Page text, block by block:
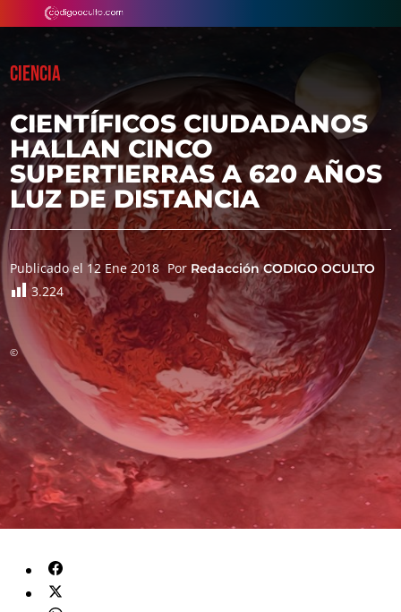
CIENCIA
CIENTÍFICOS CIUDADANOS
HALLAN CINCO
SUPERTIERRAS A 620 AÑOS
LUZ DE DISTANCIA
Publicado el 12 Ene 2018 Por Redacción CODIGO OCULTO
3.224
©